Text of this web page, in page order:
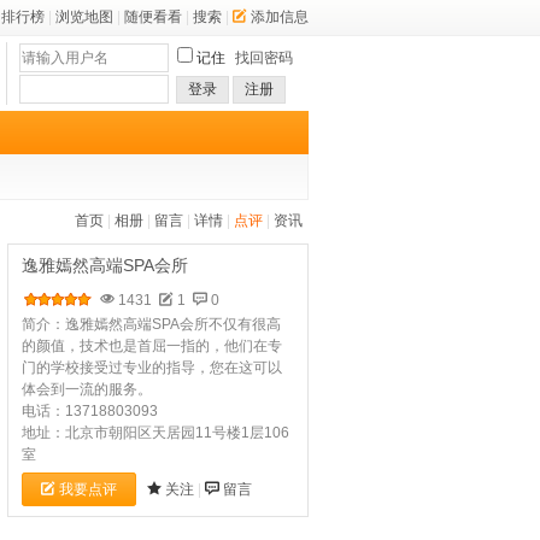
排行榜 浏览地图 随便看看 搜索 添加信息
记住 找回密码
登录
注册
首页 相册 留言 详情 点评 资讯
逸雅嫣然高端SPA会所
1431 1
0
简介：逸雅嫣然高端SPA会所不仅有很高
的颜值，技术也是首屈一指的，他们在专
门的学校接受过专业的指导，您在这可以
体会到一流的服务。
电话：13718803093
地址：北京市朝阳区天居园11号楼1层106
室
我要点评 关注 留言